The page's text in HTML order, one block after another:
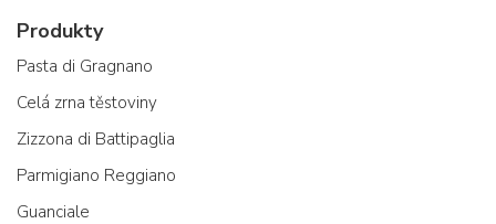
Produkty
Pasta di Gragnano
Celá zrna těstoviny
Zizzona di Battipaglia
Parmigiano Reggiano
Guanciale